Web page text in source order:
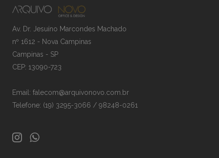
Av. Dr. Jesuíno Marcondes Machado
nº 1612 - Nova Campinas
Campinas - SP
CEP: 13090-723
Email: falecom@arquivonovo.com.br
Telefone: (19) 3295-3066 / 98248-0261